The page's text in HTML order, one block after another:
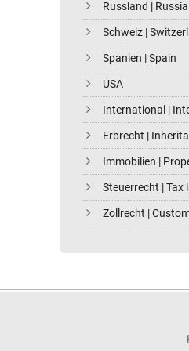
Russland | Russia
Schweiz |
Spanien | Spain
USA
International |
Erbrecht |
Immobilien |
Steuerrecht | Tax
Zollrecht |